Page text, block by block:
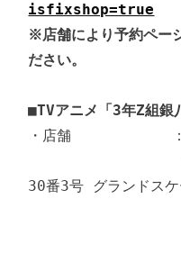
isfixshop=true
※店舗により予約ペー
ださい。
■TVアニメ「3年Z組銀
・店舗　　　　　　
東京都豊島
30番3号 グランドス
03-
【公式サ